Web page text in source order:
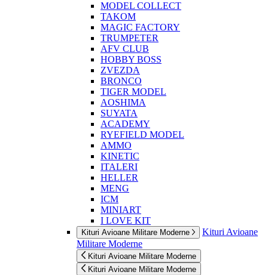
MODEL COLLECT
TAKOM
MAGIC FACTORY
TRUMPETER
AFV CLUB
HOBBY BOSS
ZVEZDA
BRONCO
TIGER MODEL
AOSHIMA
SUYATA
ACADEMY
RYEFIELD MODEL
AMMO
KINETIC
ITALERI
HELLER
MENG
ICM
MINIART
I LOVE KIT
Kituri Avioane Militare Moderne
Kituri Avioane
Militare Moderne
Kituri Avioane Militare Moderne
Kituri Avioane Militare Moderne